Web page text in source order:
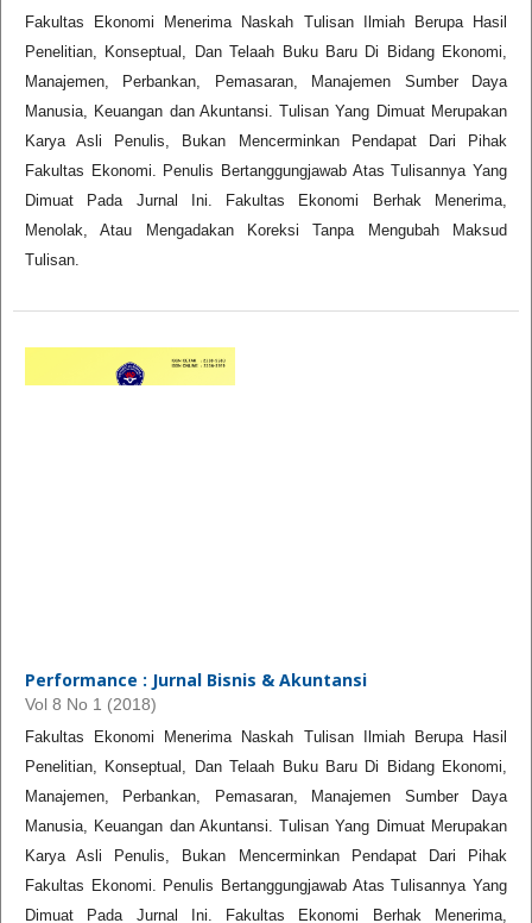
Fakultas Ekonomi Menerima Naskah Tulisan Ilmiah Berupa Hasil
Penelitian, Konseptual, Dan Telaah Buku Baru Di Bidang Ekonomi,
Manajemen, Perbankan, Pemasaran, Manajemen Sumber Daya
Manusia, Keuangan dan Akuntansi. Tulisan Yang Dimuat Merupakan
Karya Asli Penulis, Bukan Mencerminkan Pendapat Dari Pihak
Fakultas Ekonomi. Penulis Bertanggungjawab Atas Tulisannya Yang
Dimuat Pada Jurnal Ini. Fakultas Ekonomi Berhak Menerima,
Menolak, Atau Mengadakan Koreksi Tanpa Mengubah Maksud
Tulisan.
Performance : Jurnal Bisnis & Akuntansi
Vol 8 No 1 (2018)
Fakultas Ekonomi Menerima Naskah Tulisan Ilmiah Berupa Hasil
Penelitian, Konseptual, Dan Telaah Buku Baru Di Bidang Ekonomi,
Manajemen, Perbankan, Pemasaran, Manajemen Sumber Daya
Manusia, Keuangan dan Akuntansi. Tulisan Yang Dimuat Merupakan
Karya Asli Penulis, Bukan Mencerminkan Pendapat Dari Pihak
Fakultas Ekonomi. Penulis Bertanggungjawab Atas Tulisannya Yang
Dimuat Pada Jurnal Ini. Fakultas Ekonomi Berhak Menerima,